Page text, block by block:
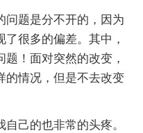
问题是分不开的，因为
很多的偏差。其中，
！面对突然的改变，
的情况，但是不去改变
己的也非常的头疼。